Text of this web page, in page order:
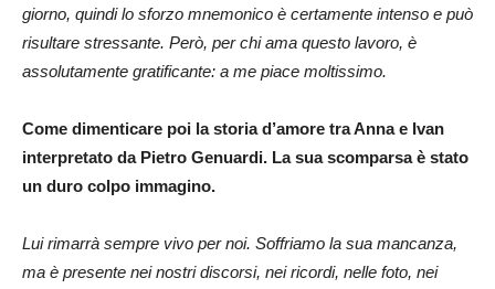
giorno, quindi lo sforzo mnemonico è certamente intenso e può
risultare stressante. Però, per chi ama questo lavoro, è
assolutamente gratificante: a me piace moltissimo.
Come dimenticare poi la storia d’amore tra Anna e Ivan
interpretato da Pietro Genuardi. La sua scomparsa è stato
un duro colpo immagino.
Lui rimarrà sempre vivo per noi. Soffriamo la sua mancanza,
ma è presente nei nostri discorsi, nei ricordi, nelle foto, nei